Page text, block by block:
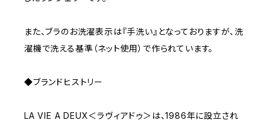
また、ブラのお洗濯表示は『手洗い』となっておりますが、洗
濯機で洗える基準（ネット使用）で作られています。
◆ブランドヒストリー
LA VIE A DEUX＜ラヴィアドゥ＞は、1986年に設立され